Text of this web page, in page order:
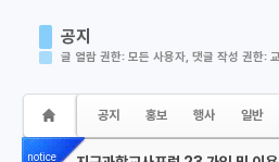
공지
글 열람 권한: 모든 사용자, 댓글 작성 권한:
공지 홍보 행사 일반
notice